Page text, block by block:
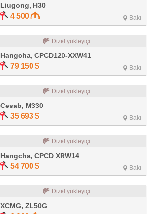
Liugong, H30
4 500 Bakı
Dizel yükləyiçi
Hangcha, CPCD120-XXW41
79 150 $ Bakı
Dizel yükləyiçi
Cesab, M330
35 693 $ Bakı
Dizel yükləyiçi
Hangcha, CPCD XRW14
54 700 $ Bakı
Dizel yükləyiçi
XCMG, ZL50G